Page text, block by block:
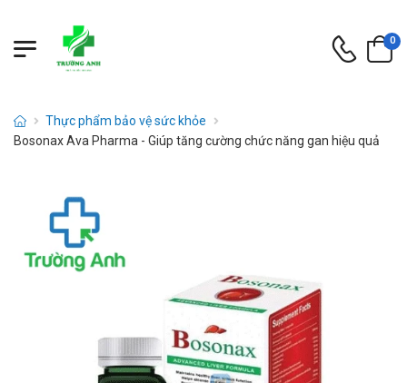
0
Thực phẩm bảo vệ sức khỏe
Bosonax Ava Pharma - Giúp tăng cường chức năng gan hiệu quả